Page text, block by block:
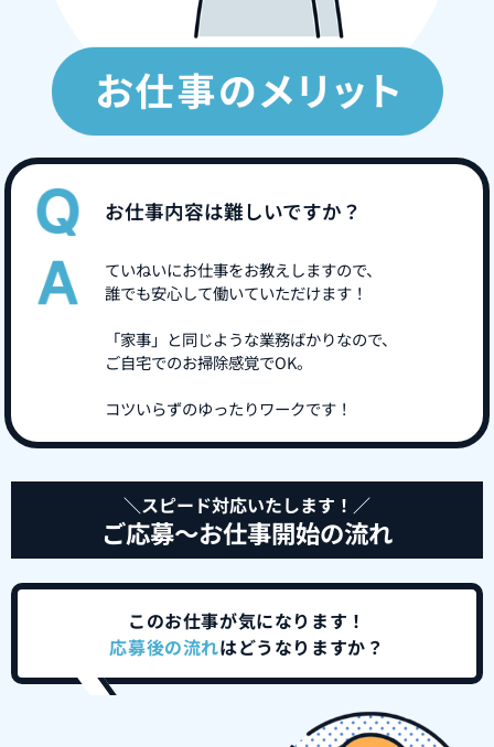
お仕事内容は難しいですか？
ていねいにお仕事をお教えしますので、
誰でも安心して働いていただけます！
「家事」と同じような業務ばかりなので、
ご自宅でのお掃除感覚でOK。
コツいらずのゆったりワークです！
＼スピード対応いたします！／
ご応募～お仕事開始の流れ
このお仕事が気になります！
応募後の流れはどうなりますか？